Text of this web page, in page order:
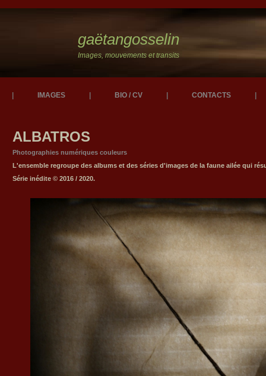
gaëtangosselin
Images, mouvements et transits
IMAGES BIO / CV CONTACTS
ALBATROS
Photographies numériques couleurs
L'ensemble regroupe des albums et des séries d'images de la faune ailée qui
Série inédite © 2016 / 2020.